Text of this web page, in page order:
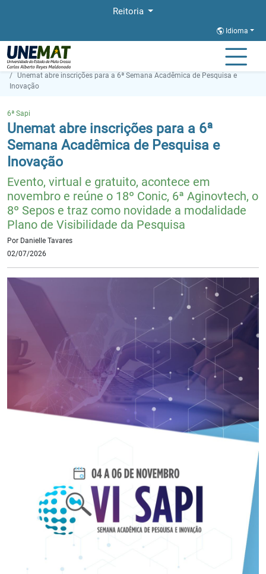
Reitoria
Idioma
Página Inicial
Unemat abre inscrições para a 6ª Semana Acadêmica de Pesquisa e
Inovação
6ª Sapi
Unemat abre inscrições para a 6ª
Semana Acadêmica de Pesquisa e
Inovação
Evento, virtual e gratuito, acontece em
novembro e reúne o 18º Conic, 6ª Aginovtech, o
8º Sepos e traz como novidade a modalidade
Plano de Visibilidade da Pesquisa
Por Danielle Tavares
02/07/2026